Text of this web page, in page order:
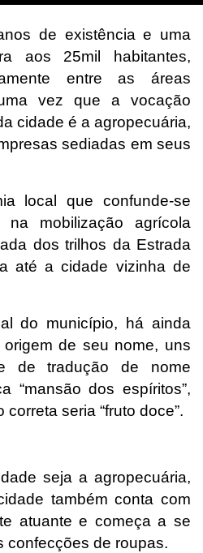
de existência e uma
aos 25mil habitantes,
entre as áreas
vez que a vocação
cidade é a agropecuária,
sediadas em seus
local que confunde-se
mobilização agrícola
dos trilhos da Estrada
até a cidade vizinha de
do município, há ainda
de seu nome, uns
de tradução de nome
“mansão dos espíritos”,
seria “fruto doce”.
seja a agropecuária,
também conta com
atuante e começa a se
confecções de roupas.